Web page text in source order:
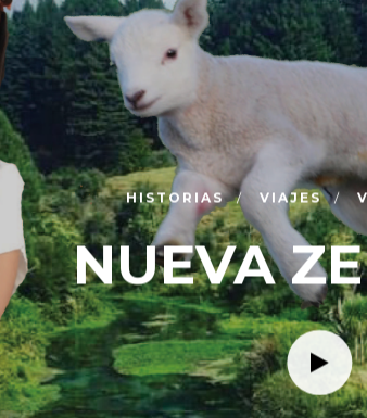
HISTORIAS VIAJES
NUEVA